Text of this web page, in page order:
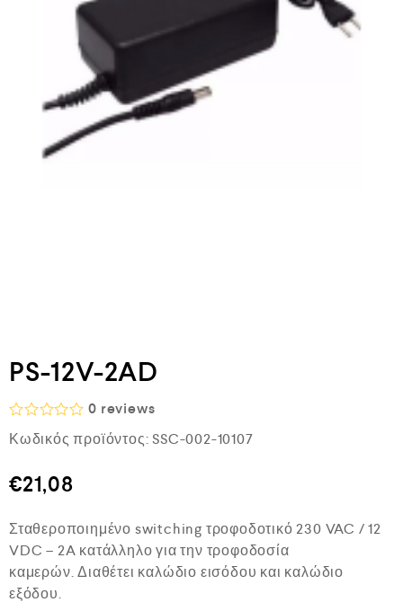
PS-12V-2AD
Β
α
μ
ο
γ
ή
θ
η
κ
ε
0 reviews
Κωδικός προϊόντος: SSC-002-10107
€21,08
Σταθεροποιημένο switching τροφοδοτικό 230 VAC / 12
VDC – 2A κατάλληλο για την τροφοδοσία
καμερών. Διαθέτει καλώδιο εισόδου και καλώδιο
εξόδου.